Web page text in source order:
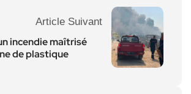
Article Suivant
incendie maîtrisé
de plastique